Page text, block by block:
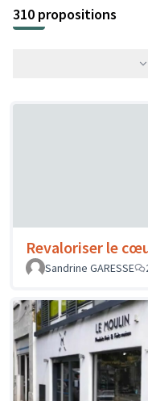
310 propositions
Revaloriser le
Sandrine GARESSE